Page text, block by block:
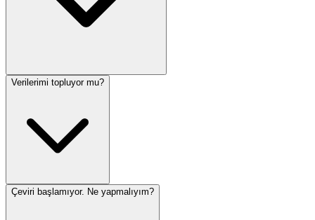
Verilerimi topluyor mu?
Çeviri başlamıyor. Ne yapmalıyım?